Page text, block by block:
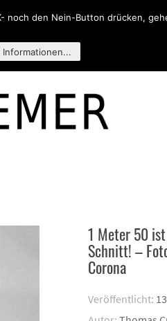
ÜBER MICH
1 Meter 50
Schnitt! –
Corona
Veröffentlicht:
den Nein-Button drücken,
Informationen...